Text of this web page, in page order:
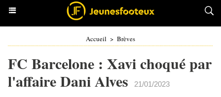
Accueil > Brèves
FC Barcelone : Xavi choqué par
l'affaire Dani Alves
21/01/2023